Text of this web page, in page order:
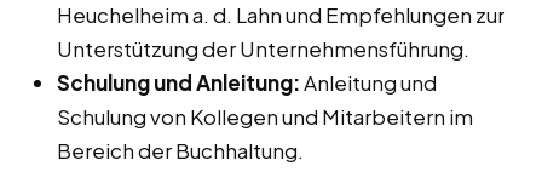
Heuchelheim a. d. Lahn und Empfehlungen zur
Unterstützung der Unternehmensführung.
Schulung und Anleitung:Anleitung und
Schulung von Kollegen und Mitarbeitern im
Bereich der Buchhaltung.